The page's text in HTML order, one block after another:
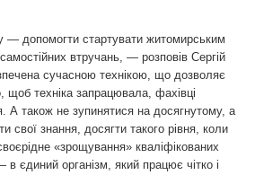
— допомогти стартувати житомирським
втручань, — розповів Сергій
сучасною технікою, що дозволяє
щоб техніка запрацювала, фахівці
А також не зупинятися на досягнутому, а
свої знання, досягти такого рівня, коли
«зрощування» кваліфікованих
єдиний організм, який працює чітко і